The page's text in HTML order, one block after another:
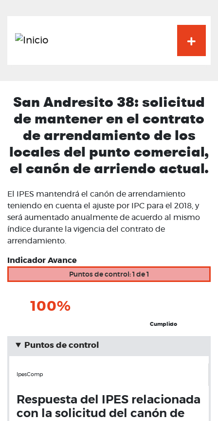
San Andresito 38: solicitud
de mantener en el contrato
de arrendamiento de los
locales del punto comercial,
el canón de arriendo actual.
El IPES mantendrá el canón de arrendamiento
teniendo en cuenta el ajuste por IPC para el 2018, y
será aumentado anualmente de acuerdo al mismo
índice durante la vigencia del contrato de
arrendamiento.
Indicador Avance
Puntos de control: 1 de 1
100%
Cumplido
Puntos de control
IpesComp
Respuesta del IPES relacionada
con la solicitud del canón de